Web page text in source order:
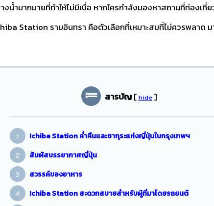
น้ำมากมายที่ทำให้ไม่มีเบื่อ หากใครกำลังมองหาสถานที่ท่องเ
Station รามอินทรา คือตัวเลือกที่เหมาะสมที่ไม่ควรพลาด
สารบัญ [ hide ]
Ichiba Station ค่ำคืนและซากุระแห่งญี่ปุ่นในกรุงเทพฯ
สัมผัสบรรยากาศญี่ปุ่น
สวรรค์ของอาหาร
Ichiba Station สะดวกสบายสำหรับผู้ที่มาโดยรถยนต์